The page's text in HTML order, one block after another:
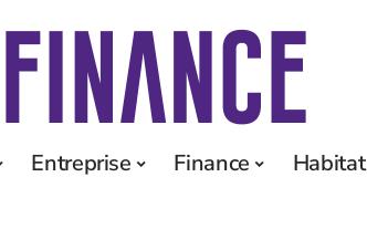
Entreprise Finance Habitat